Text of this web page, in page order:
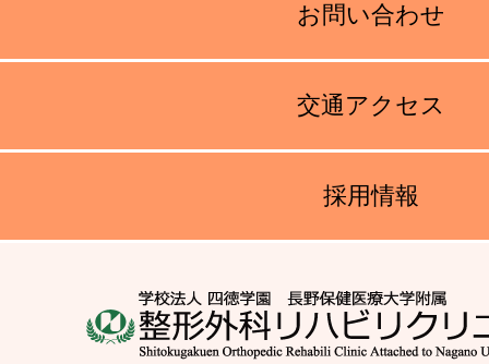
お問い合わせ
交通アクセス
採用情報